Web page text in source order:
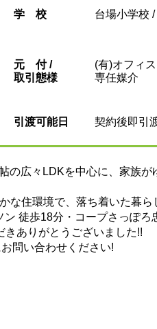
学校 台場小学校
元 付 /
取引態様
(有)オフィ
専任媒介
引渡可能日 契約後即引
の広々LDKを中心に、家族
住環境で、落ち着いた暮ら
徒歩18分・コープさっぽろ
きありがとうございました!!
問い合わせください!